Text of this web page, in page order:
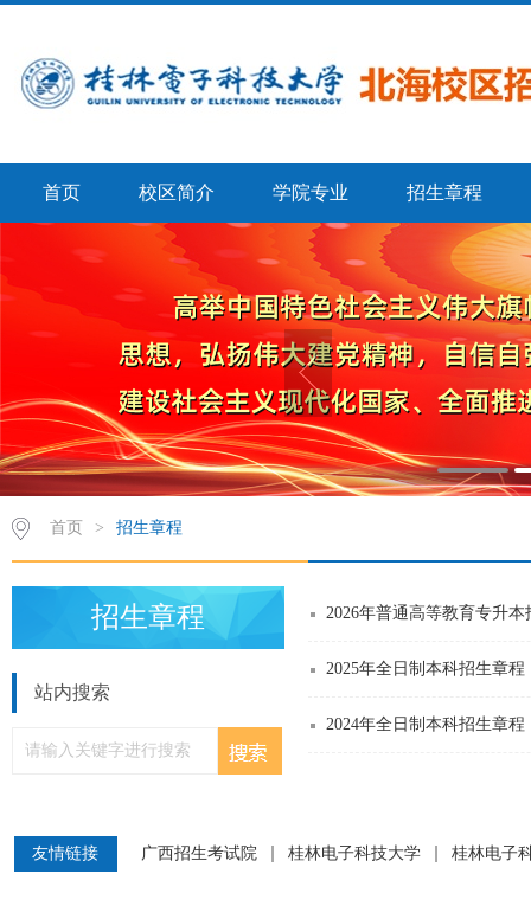
首页 校区简介 学院专业 招生章程
首页 > 招生章程
招生章程
站内搜索
2026年普通高等教育专升本
2025年全日制本科招生章程
2024年全日制本科招生章程
友情链接 广西招生考试院 桂林电子科技大学 桂林电子